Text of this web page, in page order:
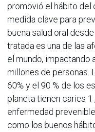
promovió el hábito del
medida clave para
buena salud oral
tratada es una de las
el mundo, impactando
millones de personas.
60% y el 90 % de los
planeta tienen caries 1
enfermedad
como los buenos